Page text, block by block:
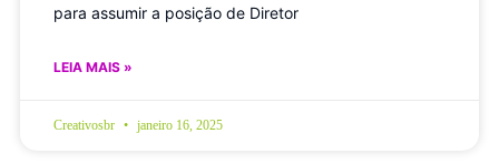
para assumir a posição de Diretor
LEIA MAIS »
Creativosbr janeiro 16, 2025